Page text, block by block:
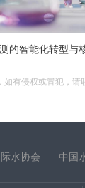
有侵权或冒犯，请
水协会 中国